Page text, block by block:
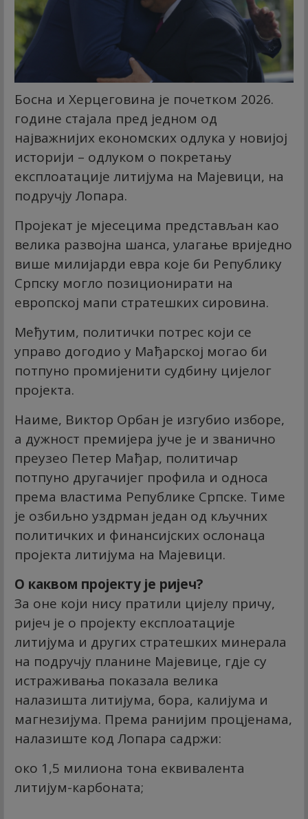
Босна и Херцеговина је почетком 2026.
године стајала пред једном од
најважнијих економских одлука у новијој
историји – одлуком о покретању
експлоатације литијума на Мајевици, на
подручју Лопара.
Пројекат је мјесецима представљан као
велика развојна шанса, улагање вриједно
више милијарди евра које би Републику
Српску могло позиционирати на
европској мапи стратешких сировина.
Међутим, политички потрес који се
управо догодио у Мађарској могао би
потпуно промијенити судбину цијелог
пројекта.
Наиме, Виктор Орбан је изгубио изборе,
а дужност премијера јуче је и званично
преузео Петер Мађар, политичар
потпуно другачијег профила и односа
према властима Републике Српске. Тиме
је озбиљно уздрман један од кључних
политичких и финансијских ослонаца
пројекта литијума на Мајевици.
О каквом пројекту је ријеч?
За оне који нису пратили цијелу причу,
ријеч је о пројекту експлоатације
литијума и других стратешких минерала
на подручју планине Мајевице, гдје су
истраживања показала велика
налазишта литијума, бора, калијума и
магнезијума. Према ранијим процјенама,
налазиште код Лопара садржи:
око 1,5 милиона тона еквивалента
литијум-карбоната;